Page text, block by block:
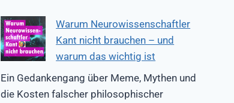
Warum Neurowissenschaftler
Kant nicht brauchen – und
warum das wichtig ist
Ein Gedankengang über Meme, Mythen und
die Kosten falscher philosophischer